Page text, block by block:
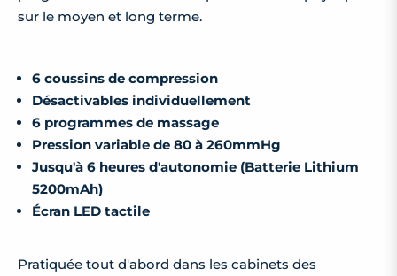
sur le moyen et long terme.
6 coussins de compression
Désactivables individuellement
6 programmes de massage
Pression variable de 80 à 260mmHg
Jusqu'à 6 heures d'autonomie (Batterie Lithium
5200mAh)
Écran LED tactile
Pratiquée tout d'abord dans les cabinets des